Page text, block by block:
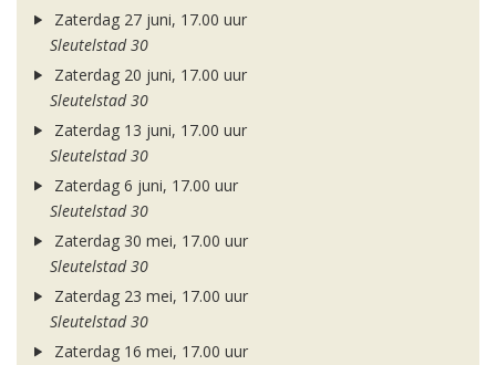
Zaterdag 27 juni, 17.00 uur
Sleutelstad 30
Zaterdag 20 juni, 17.00 uur
Sleutelstad 30
Zaterdag 13 juni, 17.00 uur
Sleutelstad 30
Zaterdag 6 juni, 17.00 uur
Sleutelstad 30
Zaterdag 30 mei, 17.00 uur
Sleutelstad 30
Zaterdag 23 mei, 17.00 uur
Sleutelstad 30
Zaterdag 16 mei, 17.00 uur